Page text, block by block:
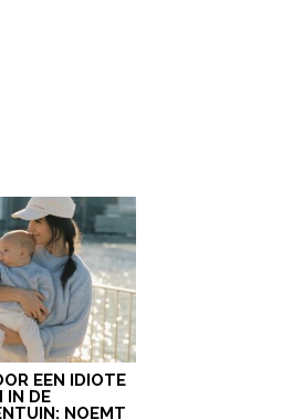
EEN IDIOTE
IN DE
NOEMT